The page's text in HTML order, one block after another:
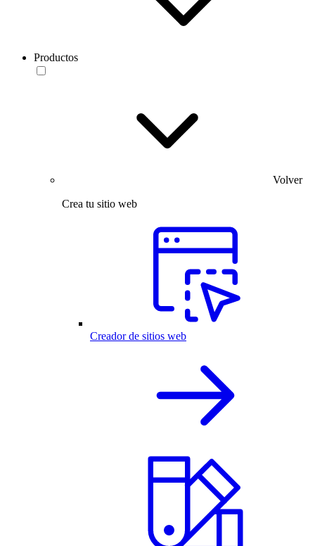
Productos
Volver
Crea tu sitio web
Creador de sitios web